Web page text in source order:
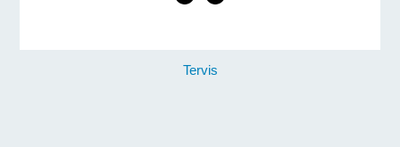
Tervis